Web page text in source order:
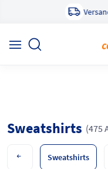
cortexpower
Sweatshirts (475
Sweatshirts